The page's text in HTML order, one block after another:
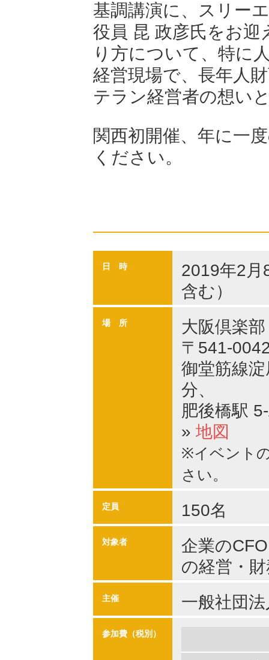
基調講演に、スリー
役員 昆 政彦氏をお迎
り方について、特に
経営現場で、長年人
テラン経営者の想い
関西初開催、年に一
ください。
日 時
2019年2月
含む）
場 所
大阪倶楽部
〒541-
御堂筋線
分、
肥後橋駅
» 地図
※イベント
さい。
定員 150名
対象者
企業の
の経営・
主催 一般社団
参加費（税別）